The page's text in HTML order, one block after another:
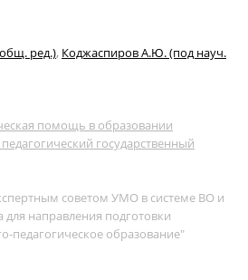
ред.), Коджаспиров А.Ю. (под науч.
помощь в образовании
государственный
советом УМО в системе ВО и
для направления подготовки
педагогическое образование"